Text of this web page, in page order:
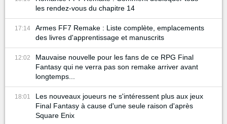
les rendez-vous du chapitre 14
17:14
Armes FF7 Remake : Liste complète, emplacements
des livres d'apprentissage et manuscrits
12:02
Mauvaise nouvelle pour les fans de ce RPG Final
Fantasy qui ne verra pas son remake arriver avant
longtemps...
18:01
Les nouveaux joueurs ne s'intéressent plus aux jeux
Final Fantasy à cause d'une seule raison d'après
Square Enix